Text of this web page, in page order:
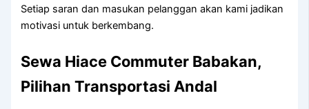
Setiap saran dan masukan pelanggan akan kami jadikan
motivasi untuk berkembang.
Sewa Hiace Commuter Babakan,
Pilihan Transportasi Andal